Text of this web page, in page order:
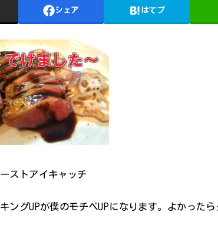
シェア はてブ
ストアイキャッチ
ングUPが僕のモチベUPになります。よかったら